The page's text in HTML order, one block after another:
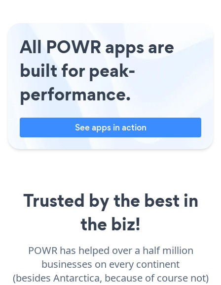
All POWR apps are
built for peak-
performance.
See apps in action
Trusted by the best in
the biz!
POWR has helped over a half million
businesses on every continent
(besides Antarctica, because of course not)